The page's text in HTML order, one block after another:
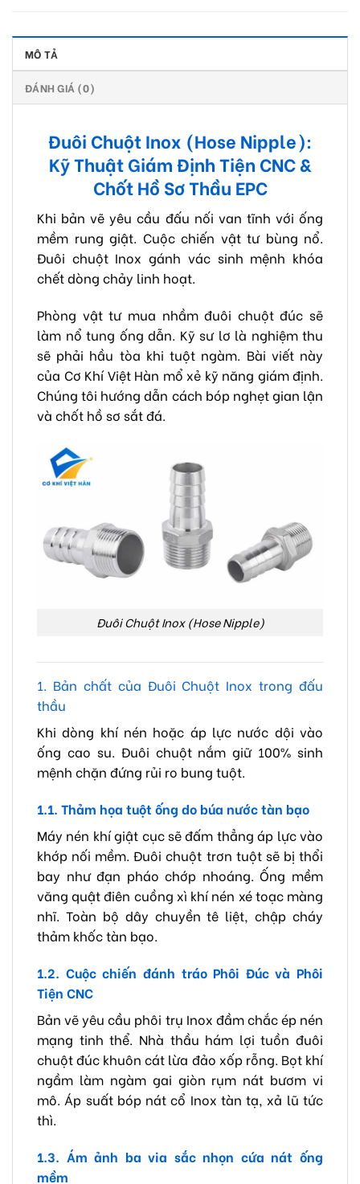
MÔ TẢ
ĐÁNH GIÁ (0)
Đuôi Chuột Inox (Hose Nipple):
Kỹ Thuật Giám Định Tiện CNC &
Chốt Hồ Sơ Thầu EPC
Khi bản vẽ yêu cầu đấu nối van tĩnh với ống
mềm rung giật. Cuộc chiến vật tư bùng nổ.
Đuôi chuột Inox gánh vác sinh mệnh khóa
chết dòng chảy linh hoạt.
Phòng vật tư mua nhầm đuôi chuột đúc sẽ
làm nổ tung ống dẫn. Kỹ sư lơ là nghiệm thu
sẽ phải hầu tòa khi tuột ngàm. Bài viết này
của Cơ Khí Việt Hàn mổ xẻ kỹ năng giám định.
Chúng tôi hướng dẫn cách bóp nghẹt gian lận
và chốt hồ sơ sắt đá.
Đuôi Chuột Inox (Hose Nipple)
1. Bản chất của Đuôi Chuột Inox trong đấu
thầu
Khi dòng khí nén hoặc áp lực nước dội vào
ống cao su. Đuôi chuột nắm giữ 100% sinh
mệnh chặn đứng rủi ro bung tuột.
1.1. Thảm họa tuột ống do búa nước tàn bạo
Máy nén khí giật cục sẽ đấm thẳng áp lực vào
khớp nối mềm. Đuôi chuột trơn tuột sẽ bị thổi
bay như đạn pháo chớp nhoáng. Ống mềm
văng quật điên cuồng xì khí nén xé toạc màng
nhĩ. Toàn bộ dây chuyền tê liệt, chập cháy
thảm khốc tàn bạo.
1.2. Cuộc chiến đánh tráo Phôi Đúc và Phôi
Tiện CNC
Bản vẽ yêu cầu phôi trụ Inox đầm chắc ép nén
mạng tinh thể. Nhà thầu hám lợi tuồn đuôi
chuột đúc khuôn cát lừa đảo xốp rỗng. Bọt khí
ngầm làm ngàm gai giòn rụm nát bươm vi
mô. Áp suất bóp nát cổ Inox tàn tạ, xả lũ tức
thì.
1.3. Ám ảnh ba via sắc nhọn cứa nát ống
mềm